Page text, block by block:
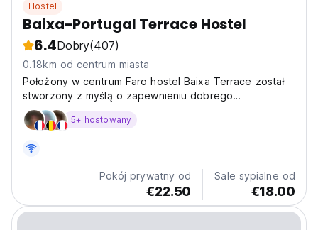
Hostel
Baixa-Portugal Terrace Hostel
6.4Dobry(407)
0.18km od centrum miasta
Położony w centrum Faro hostel Baixa Terrace został
stworzony z myślą o zapewnieniu dobrego
samopoczucia i komfortu gościom.
5+ hostowany
Pokój prywatny od
€22.50
Sale sypialne od
€18.00